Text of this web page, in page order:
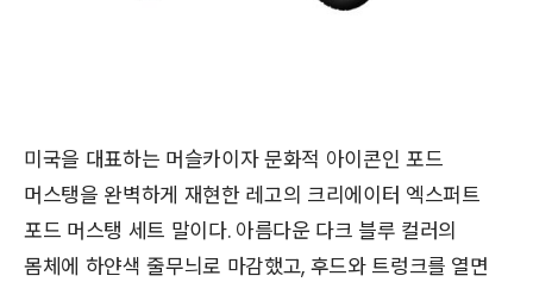
미국을 대표하는 머슬카이자 문화적 아이콘인 포드
머스탱을 완벽하게 재현한 레고의 크리에이터 엑스퍼트
포드 머스탱 세트 말이다. 아름다운 다크 블루 컬러의
몸체에 하얀색 줄무늬로 마감했고, 후드와 트렁크를 열면